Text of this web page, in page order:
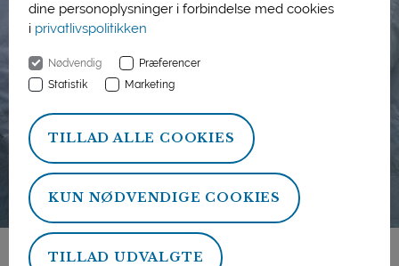
dine personoplysninger i forbindelse med cookies
i privatlivspolitikken
Nødvendig
Præferencer
Statistik
Marketing
TILLAD ALLE COOKIES
KUN NØDVENDIGE COOKIES
TILLAD UDVALGTE